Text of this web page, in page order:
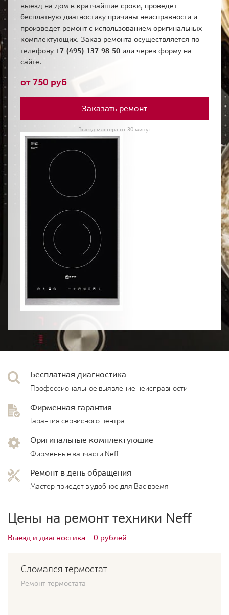
выезд на дом в кратчайшие сроки, проведет
бесплатную диагностику причины неисправности и
произведет ремонт с использованием оригинальных
комплектующих. Заказ ремонта осуществляется по
телефону +7 (495) 137-98-50 или через форму на
сайте.
от 750 руб
Заказать ремонт
Выезд мастера от 30 минут
Бесплатная диагностика
Профессиональное выявление неисправности
Фирменная гарантия
Гарантия сервисного центра
Оригинальные комплектующие
Фирменные запчасти Neff
Ремонт в день обращения
Мастер приедет в удобное для Вас время
Цены на ремонт техники Neff
Выезд и диагностика — 0 рублей
Сломался термостат
Ремонт термостата